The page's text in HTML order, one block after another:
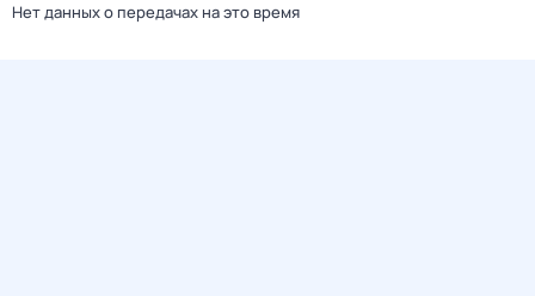
Нет данных о передачах на это время